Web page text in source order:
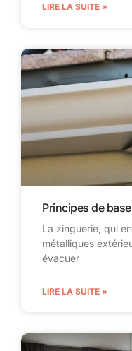
LIRE LA SUITE »
Principes de
La zinguerie, qui
métalliques
évacuer
LIRE LA SUITE »